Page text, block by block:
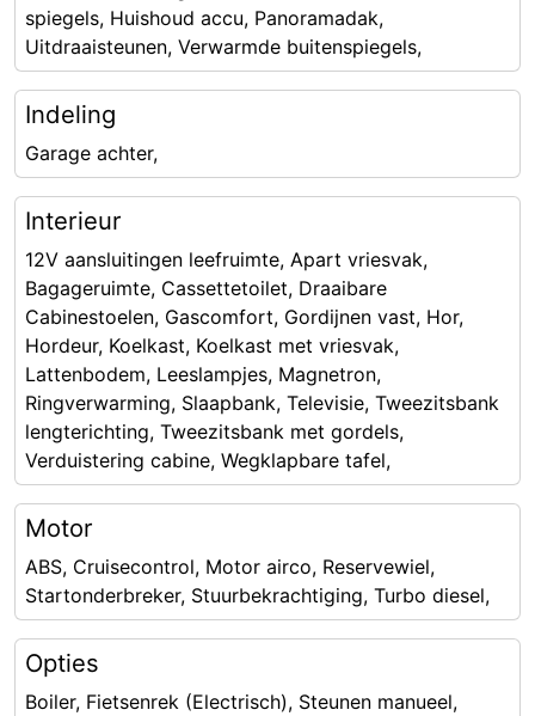
spiegels, Huishoud accu, Panoramadak,
Uitdraaisteunen, Verwarmde buitenspiegels,
Indeling
Garage achter,
Interieur
12V aansluitingen leefruimte, Apart vriesvak,
Bagageruimte, Cassettetoilet, Draaibare
Cabinestoelen, Gascomfort, Gordijnen vast, Hor,
Hordeur, Koelkast, Koelkast met vriesvak,
Lattenbodem, Leeslampjes, Magnetron,
Ringverwarming, Slaapbank, Televisie, Tweezitsbank
lengterichting, Tweezitsbank met gordels,
Verduistering cabine, Wegklapbare tafel,
Motor
ABS, Cruisecontrol, Motor airco, Reservewiel,
Startonderbreker, Stuurbekrachtiging, Turbo diesel,
Opties
Boiler, Fietsenrek (Electrisch), Steunen manueel,